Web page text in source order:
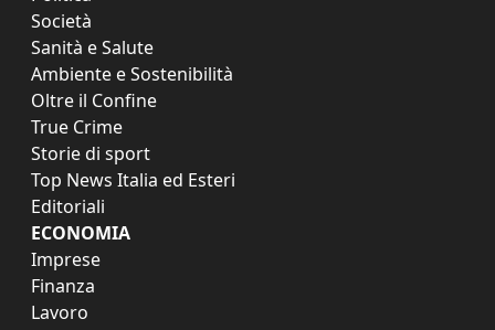
Società
Sanità e Salute
Ambiente e Sostenibilità
Oltre il Confine
True Crime
Storie di sport
Top News Italia ed Esteri
Editoriali
ECONOMIA
Imprese
Finanza
Lavoro